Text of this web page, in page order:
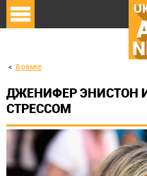
В рамке
ДЖЕНИФЕР ЭНИСТОН
СТРЕССОМ